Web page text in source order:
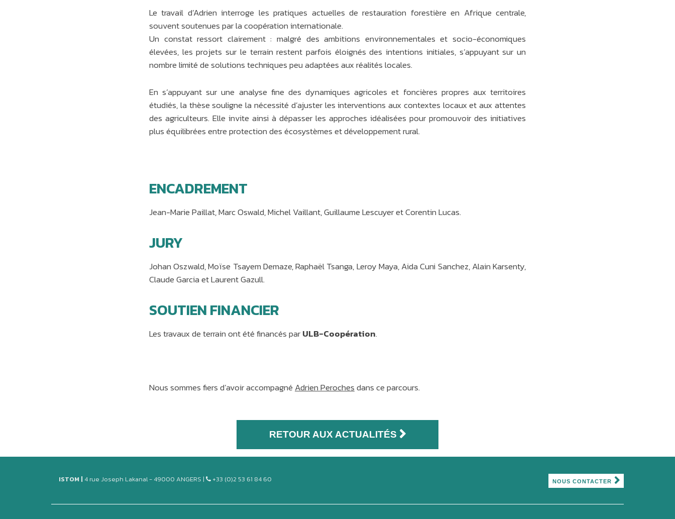
Le travail d’Adrien interroge les pratiques actuelles de restauration forestière en Afrique centrale,
souvent soutenues par la coopération internationale.
Un constat ressort clairement : malgré des ambitions environnementales et socio-économiques
élevées, les projets sur le terrain restent parfois éloignés des intentions initiales, s’appuyant sur un
nombre limité de solutions techniques peu adaptées aux réalités locales.
En s’appuyant sur une analyse fine des dynamiques agricoles et foncières propres aux territoires
étudiés, la thèse souligne la nécessité d’ajuster les interventions aux contextes locaux et aux attentes
des agriculteurs. Elle invite ainsi à dépasser les approches idéalisées pour promouvoir des initiatives
plus équilibrées entre protection des écosystèmes et développement rural.
ENCADREMENT
Jean-Marie Paillat, Marc Oswald, Michel Vaillant, Guillaume Lescuyer et Corentin Lucas.
JURY
Johan Oszwald, Moïse Tsayem Demaze, Raphaël Tsanga, Leroy Maya, Aida Cuni Sanchez, Alain Karsenty,
Claude Garcia et Laurent Gazull.
SOUTIEN FINANCIER
Les travaux de terrain ont été financés parULB-Coopération.
Nous sommes fiers d’avoir accompagnéAdrien Perochesdans ce parcours.
RETOUR AUX ACTUALITÉS
ISTOM | 4 rue Joseph Lakanal - 49000 ANGERS | +33 (0)2 53 61 84 60 NOUS CONTACTER